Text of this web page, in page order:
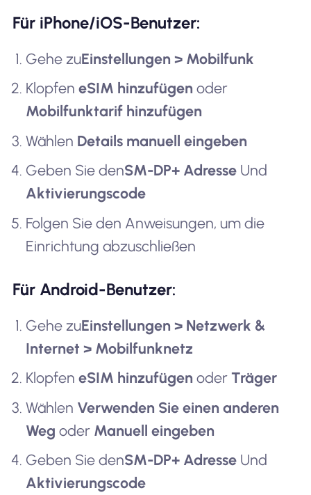
Für iPhone/iOS-Benutzer:
Gehe zuEinstellungen > Mobilfunk
KlopfeneSIM hinzufügen oder
Mobilfunktarif hinzufügen
Wählen Details manuell eingeben
Geben Sie denSM-DP+ Adresse Und
Aktivierungscode
Folgen Sie den Anweisungen, um die
Einrichtung abzuschließen
Für Android-Benutzer:
Gehe zuEinstellungen > Netzwerk &
Internet > Mobilfunknetz
KlopfeneSIM hinzufügen oder Träger
Wählen Verwenden Sie einen anderen
Weg oder Manuell eingeben
Geben Sie denSM-DP+ Adresse Und
Aktivierungscode